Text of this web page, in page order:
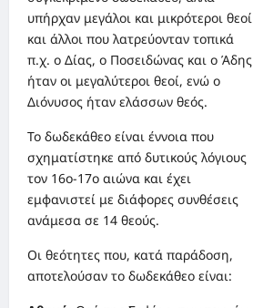
υπήρχαν μεγάλοι και μικρότεροι θεοί
και άλλοι που λατρεύονταν τοπικά
π.χ. ο Δίας, ο Ποσειδώνας και ο Άδης
ήταν οι μεγαλύτεροι θεοί, ενώ ο
Διόνυσος ήταν ελάσσων θεός.
Το δωδεκάθεο είναι έννοια που
σχηματίστηκε από δυτικούς λόγιους
τον 16ο-17ο αιώνα και έχει
εμφανιστεί με διάφορες συνθέσεις
ανάμεσα σε 14 θεούς.
Οι θεότητες που, κατά παράδοση,
αποτελούσαν το δωδεκάθεο είναι: